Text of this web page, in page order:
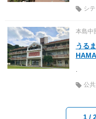
シ
本島中
うる
公